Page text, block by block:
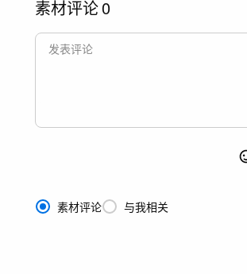
素材评论0
素材评论 与我相关